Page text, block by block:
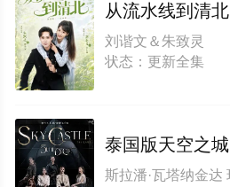
从流水线到清北
刘谐文＆朱致灵
状态：更新全集
泰国版天空之城